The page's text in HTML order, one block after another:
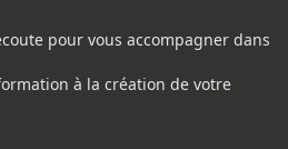
pour vous accompagner dans
à la création de votre